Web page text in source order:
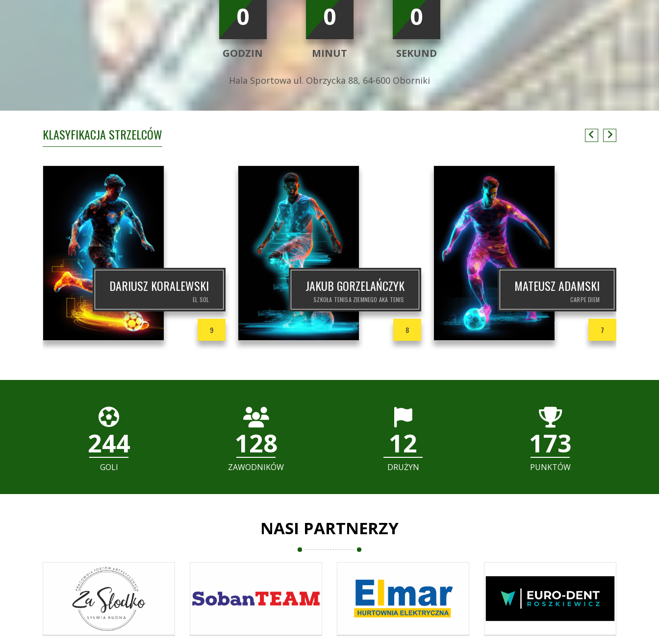
0
GODZIN
0
MINUT
0
SEKUND
Hala Sportowa ul. Obrzycka 88, 64-600 Oborniki
KLASYFIKACJA STRZELCÓW
DARIUSZ KORALEWSKI
EL SOL
9
JAKUB GORZELAŃCZYK
SZKOŁA TENISA ZIEMNEGO AKA TENIS
8
MATEUSZ ADAMSKI
CARPE DIEM
7
244
GOLI
128
ZAWODNIKÓW
12
DRUŻYN
173
PUNKTÓW
NASI PARTNERZY